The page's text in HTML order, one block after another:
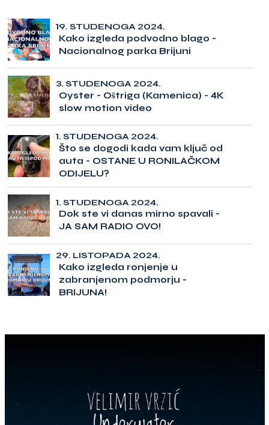
19. STUDENOGA 2024.
Kako izgleda podvodno blago -
Nacionalnog parka Brijuni
3. STUDENOGA 2024.
Oyster - Oštriga (Kamenica) - 4K
slow motion video
1. STUDENOGA 2024.
Što se dogodi kada vam ključ od
auta - OSTANE U RONILAČKOM
ODIJELU?
1. STUDENOGA 2024.
Dok ste vi danas mirno spavali -
JA SAM RADIO OVO!
29. LISTOPADA 2024.
Kako izgleda ronjenje u
zabranjenom podmorju -
BRIJUNA!